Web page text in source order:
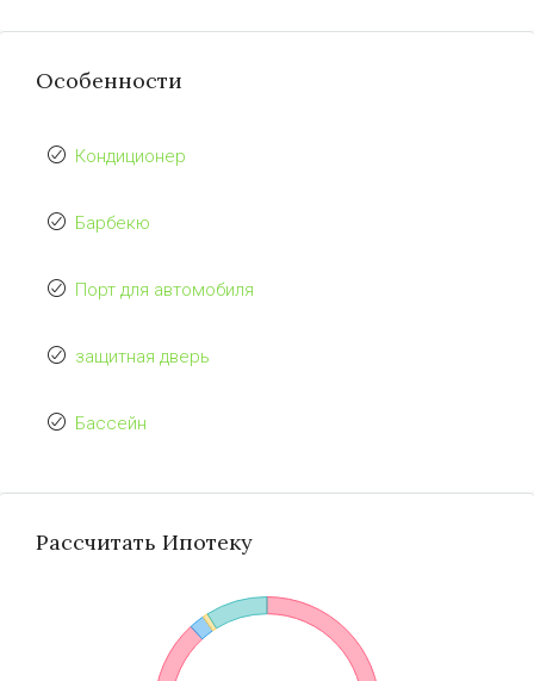
Особенности
Кондиционер
Барбекю
Порт для автомобиля
защитная дверь
Бассейн
Рассчитать Ипотеку